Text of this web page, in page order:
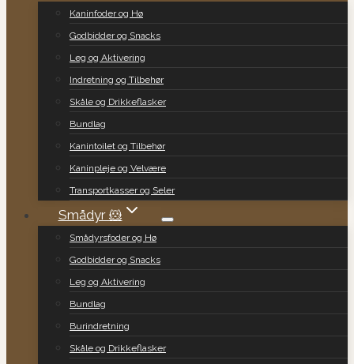
Kaninfoder og Hø
Godbidder og Snacks
Leg og Aktivering
Indretning og Tilbehør
Skåle og Drikkeflasker
Bundlag
Kanintoilet og Tilbehør
Kaninpleje og Velvære
Transportkasser og Seler
Smådyr 🐹
Smådyrsfoder og Hø
Godbidder og Snacks
Leg og Aktivering
Bundlag
Burindretning
Skåle og Drikkeflasker